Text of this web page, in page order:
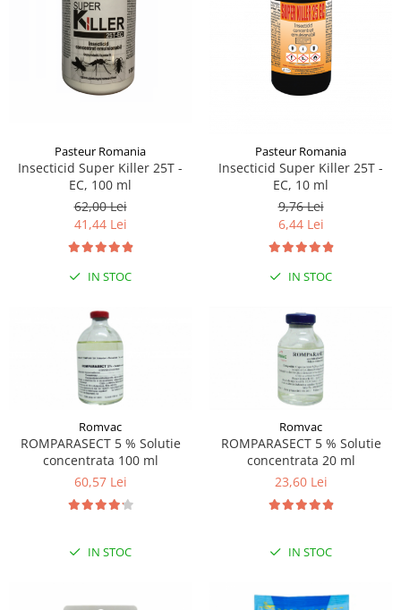
Sampoane si Balsamuri
Servetele Umede
Covorase absorbante
Curatare Ochi
Igiena Catel
Perii si descalcitoare caini
Solutii Atractante si repelente
Custi transport - Pisici
Jucarii Pisici
Lese, Hamuri si Zgarzi
Paturi, perne si cosuri pentru pisici
Pasteur Romania
Insecticid Super Killer 25T -
EC, 100 ml
62,00 Lei
41,44 Lei
IN STOC
Pasteur Romania
Insecticid Super Killer 25T -
EC, 10 ml
9,76 Lei
6,44 Lei
IN STOC
Romvac
ROMPARASECT 5 % Solutie
concentrata 100 ml
60,57 Lei
IN STOC
Romvac
ROMPARASECT 5 % Solutie
concentrata 20 ml
23,60 Lei
IN STOC